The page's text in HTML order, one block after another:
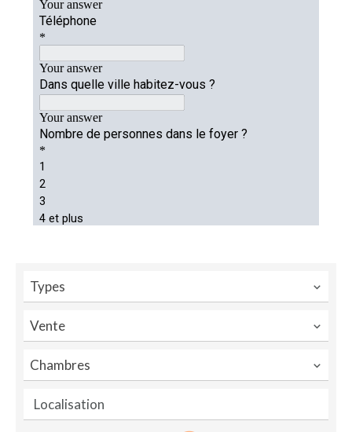
Types
Vente
Chambres
Localisation